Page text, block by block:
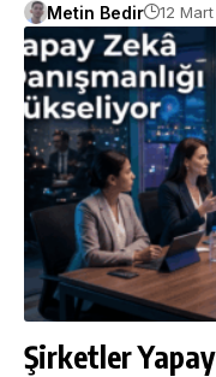
Metin Bedir 12
Şirketler